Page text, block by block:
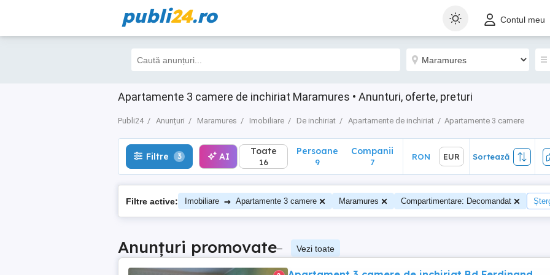
publi24.ro Contul meu
Apartamente 3 camere de inchiriat Maramures • Anunturi, oferte, preturi
Publi24 Anunțuri Maramures Imobiliare De inchiriat Apartamente de inchiriat Apartamente 3 camere
Filtre 3 AI EUR Sortează
Filtre 3 AI Toate
16
Persoane
9
Companii
7
RON EUR Sortează
Filtre active: Imobiliare → Apartamente 3 camere Maramures Compartimentare: Decomandat
Anunțuri promovate– Vezi toate